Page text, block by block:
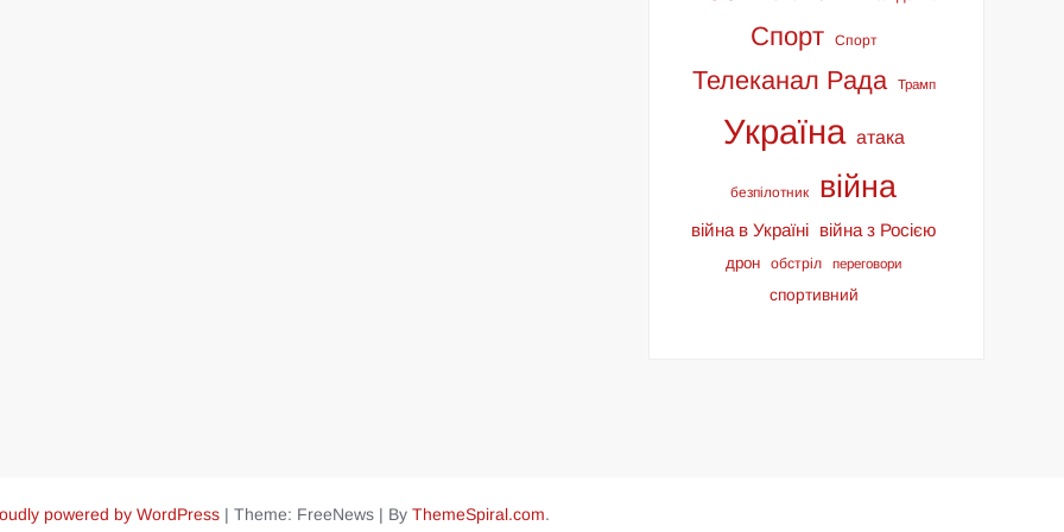
Спорт Спорт
Телеканал Рада Трамп
Україна атака
безпілотник війна
війна в Україні війна з Росією
дрон обстріл переговори
спортивний
powered by WordPress | Theme: FreeNews | By ThemeSpiral.com.